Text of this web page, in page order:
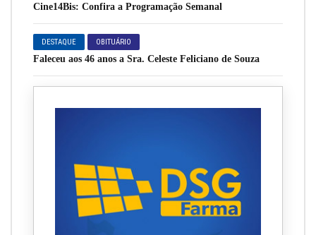
Cine14Bis: Confira a Programação Semanal
DESTAQUE OBITUÁRIO
Faleceu aos 46 anos a Sra. Celeste Feliciano de Souza